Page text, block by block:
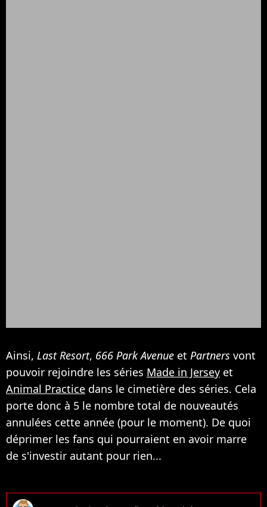
Ainsi, Last Resort, 666 Park Avenue et Partners vont
pouvoir rejoindre les séries Made in Jersey et
Animal Practice dans le cimetière des séries. Cela
porte donc à 5 le nombre total de nouveautés
annulées cette année (pour le moment). De quoi
déprimer les fans qui pourraient en avoir marre
de s'investir autant pour rien...